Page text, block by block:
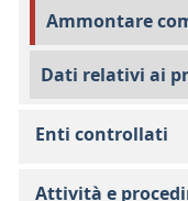
Ammontare
Dati relativi ai
Enti controllati
Attività e